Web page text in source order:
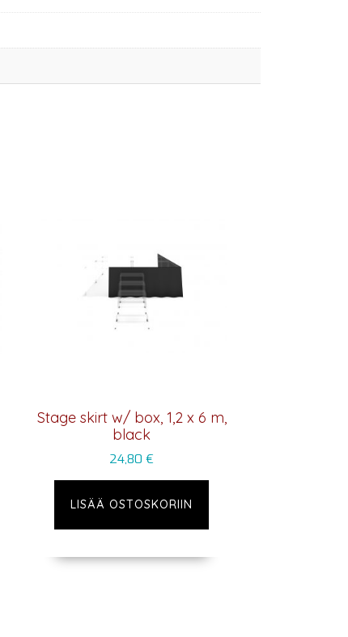
Stage skirt w/ box, 1,2 x 6 m,
black
24,80€
LISÄÄ OSTOSKORIIN